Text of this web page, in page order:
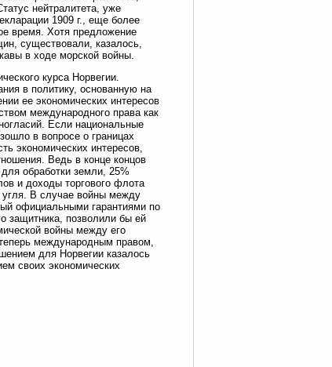
нейтралитета, уже
1909 г., еще более
время. Хотя предложение
существовали, казалось,
в ходе морской войны.
курса Норвегии.
в политику, основанную на
ее экономических интересов
международного права как
Если национальные
в вопросе о границах
экономических интересов,
Ведь в конце концов
обработки земли, 25%
и доходы торгового флота
угля. В случае войны между
официальными гарантиями по
защитника, позволили бы ей
войны между его
международным правом,
для Норвегии казалось
своих экономических